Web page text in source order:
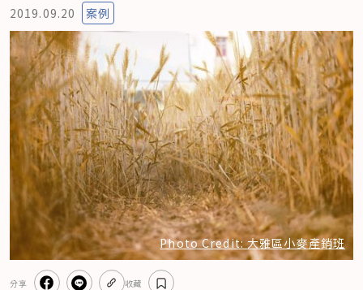
2019.09.20 案例
Photo Credit: 大雅區小麥產銷班
分享 收藏